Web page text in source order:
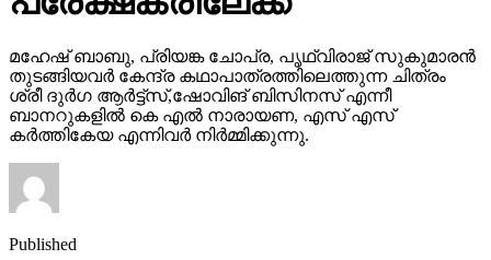
മഹേഷ് ബാബു, പ്രിയങ്ക ചോപ്ര, പൃഥ്വിരാജ് സുകുമാരൻ
തുടങ്ങിയവർ കേന്ദ്ര കഥാപാത്രത്തിലെത്തുന്ന ചിത്രം
ശ്രീ ദുർഗ ആർട്ട്സ്,ഷോവിങ് ബിസിനസ് എന്നീ
ബാനറുകളിൽ കെ എൽ നാരായണ, എസ് എസ്
കർത്തികേയ എന്നിവർ നിർമ്മിക്കുന്നു.
Published